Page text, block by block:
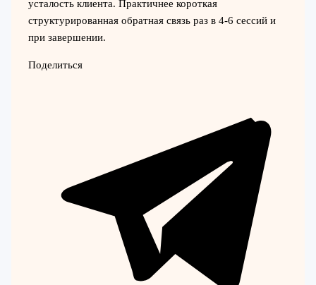
усталость клиента. Практичнее короткая
структурированная обратная связь раз в 4-6 сессий и
при завершении.
Поделиться